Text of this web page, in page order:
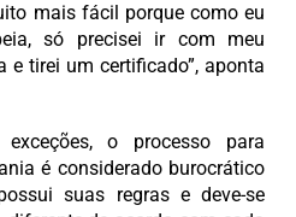
mais fácil porque como eu
só precisei ir com meu
e tirei um certificado”, aponta
o processo para
é considerado burocrático
suas regras e deve-se